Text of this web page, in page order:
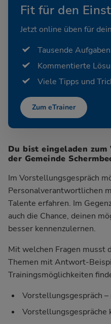
Fit für den
Jetzt online üben für
Tausende Aufgaben
Kommentierte
Viele Tipps und
Zum eTrainer
Du bist eingeladen
der Gemeinde
Im Vorstellungsgespräch
Personalverantwortlichen
Talente erfahren. Im
auch die Chance, deinen
besser kennenzulernen.
Mit welchen Fragen musst
Themen mit Antwort-
Trainingsmöglichkeiten
Vorstellungsgespräch
Vorstellungsgespräche